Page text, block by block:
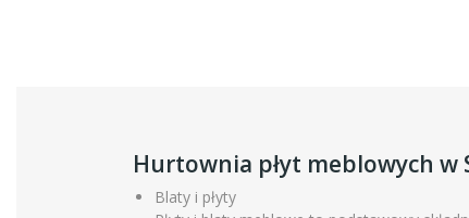
Hurtownia płyt meblowych w
Blaty i płyty